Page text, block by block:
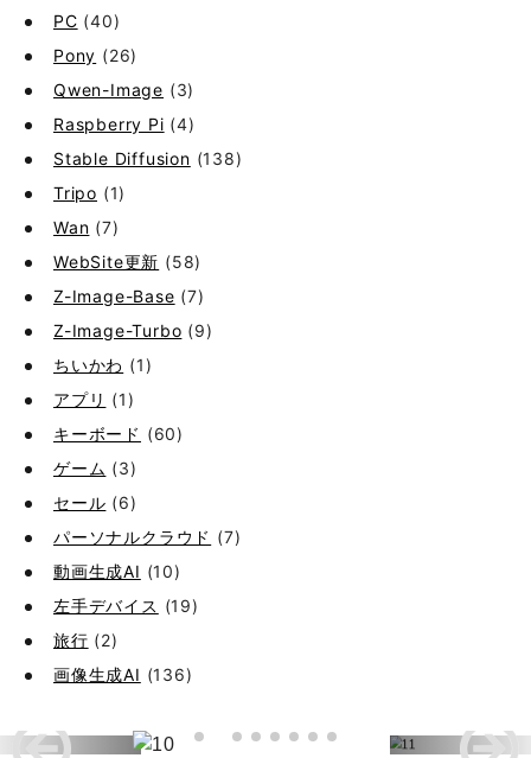
PC (40)
Pony (26)
Qwen-Image (3)
Raspberry Pi (4)
Stable Diffusion (138)
Tripo (1)
Wan (7)
WebSite更新 (58)
Z-Image-Base (7)
Z-Image-Turbo (9)
ちいかわ (1)
アプリ (1)
キーボード (60)
ゲーム (3)
セール (6)
パーソナルクラウド (7)
動画生成AI (10)
左手デバイス (19)
旅行 (2)
画像生成AI (136)